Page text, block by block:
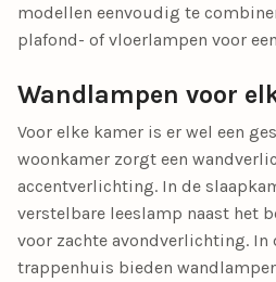
modellen eenvoudig te
plafond- of vloerlampen voor
Wandlampen voor
Voor elke kamer is er wel een
woonkamer zorgt een
accentverlichting. In de
verstelbare leeslamp naast het
voor zachte avondverlichting. In
trappenhuis bieden